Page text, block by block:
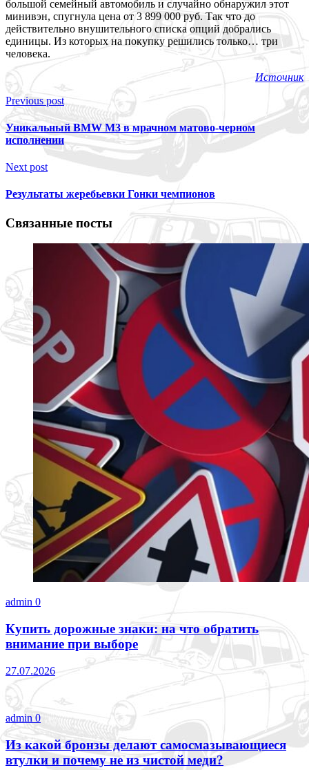
большой семейный автомобиль и случайно обнаружил этот
минивэн, спугнула цена от 3 899 000 руб. Так что до
действительно внушительного списка опций добрались
единицы. Из которых на покупку решились только… три
человека.
Источник
Previous post
Уникальный BMW M3 в мрачном матово-черном
исполнении
Next post
Результаты жеребьевки Гонки чемпионов
Связанные посты
admin 0
Купить дорожные знаки: на что обратить
внимание при выборе
27.07.2026
admin 0
Из какой бронзы делают самосмазывающиеся
втулки и почему не из чистой меди?